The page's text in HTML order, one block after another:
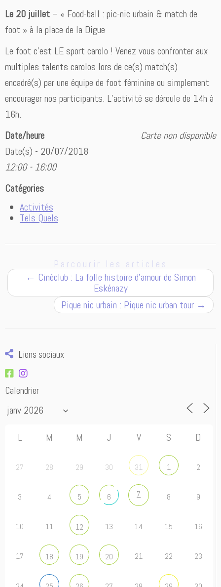
Le 20 juillet – « Food-ball : pic-nic urbain & match de
foot » à la place de la Digue
Le foot c’est LE sport carolo ! Venez vous confronter aux
multiples talents carolos lors de ce(s) match(s)
encadré(s) par une équipe de foot féminine ou simplement
encourager nos participants. L’activité se déroule de 14h à
16h.
Carte non disponible
Date/heure
Date(s) - 20/07/2018
12:00 - 16:00
Catégories
Activités
Tels Quels
Parcourir les articles
← Cinéclub : La folle histoire d’amour de Simon
Eskénazy
Pique nic urbain : Pique nic urban tour →
Liens sociaux
Calendrier
L M M J V S D
27 28 29 30 31 1 2
3 4 5 6 7 8 9
10 11 12 13 14 15 16
17 18 19 20 21 22 23